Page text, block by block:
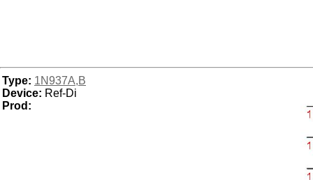
Type: 1N937A,B
Device: Ref-Di
Prod: